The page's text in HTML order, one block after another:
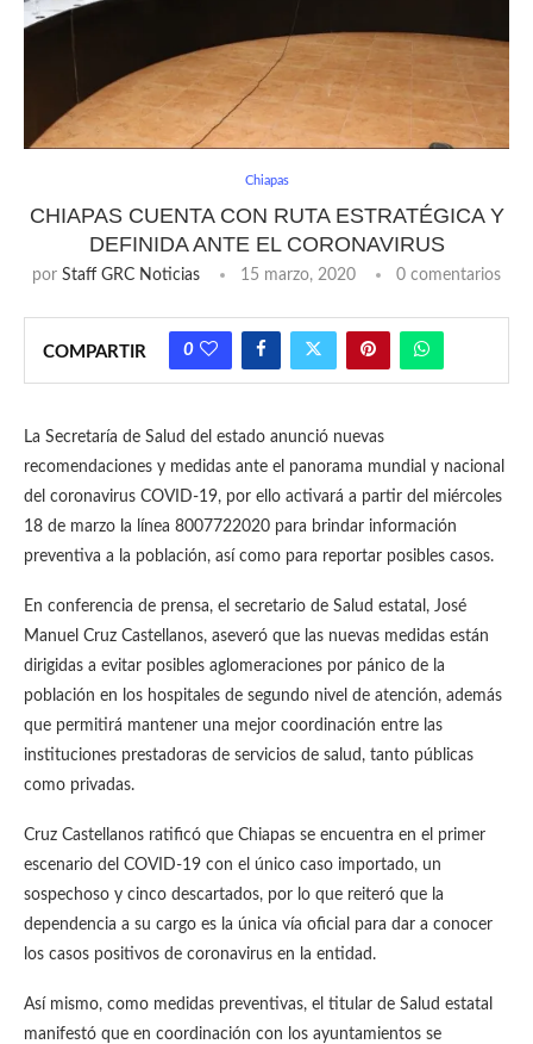
Chiapas
CHIAPAS CUENTA CON RUTA ESTRATÉGICA Y
DEFINIDA ANTE EL CORONAVIRUS
por Staff GRC Noticias 15 marzo, 2020 0 comentarios
COMPARTIR 0
La Secretaría de Salud del estado anunció nuevas
recomendaciones y medidas ante el panorama mundial y nacional
del coronavirus COVID-19, por ello activará a partir del miércoles
18 de marzo la línea 8007722020 para brindar información
preventiva a la población, así como para reportar posibles casos.
En conferencia de prensa, el secretario de Salud estatal, José
Manuel Cruz Castellanos, aseveró que las nuevas medidas están
dirigidas a evitar posibles aglomeraciones por pánico de la
población en los hospitales de segundo nivel de atención, además
que permitirá mantener una mejor coordinación entre las
instituciones prestadoras de servicios de salud, tanto públicas
como privadas.
Cruz Castellanos ratificó que Chiapas se encuentra en el primer
escenario del COVID-19 con el único caso importado, un
sospechoso y cinco descartados, por lo que reiteró que la
dependencia a su cargo es la única vía oficial para dar a conocer
los casos positivos de coronavirus en la entidad.
Así mismo, como medidas preventivas, el titular de Salud estatal
manifestó que en coordinación con los ayuntamientos se